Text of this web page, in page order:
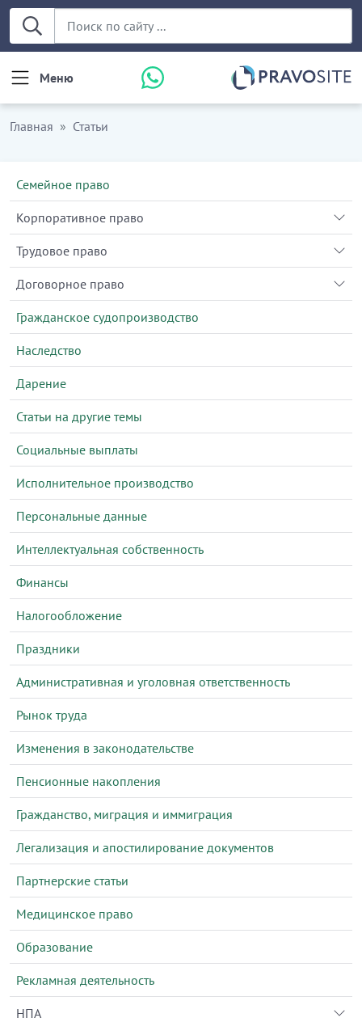
Меню
Главная Статьи
Семейное право
Корпоративное право
Трудовое право
Договорное право
Гражданское судопроизводство
Наследство
Дарение
Статьи на другие темы
Социальные выплаты
Исполнительное производство
Персональные данные
Интеллектуальная собственность
Финансы
Налогообложение
Праздники
Административная и уголовная ответственность
Рынок труда
Изменения в законодательстве
Пенсионные накопления
Гражданство, миграция и иммиграция
Легализация и апостилирование документов
Партнерские статьи
Медицинское право
Образование
Рекламная деятельность
НПА